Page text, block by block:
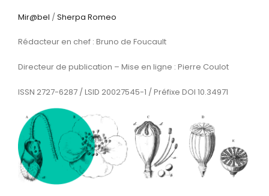
Mir@bel /Sherpa Romeo
Rédacteur en chef : Bruno de Foucault
Directeur de publication – Mise en ligne : Pierre Coulot
ISSN 2727-6287 / LSID 20027545-1 / Préfixe DOI 10.34971